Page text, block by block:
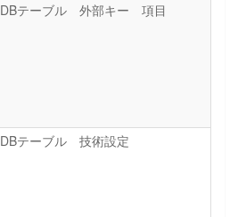
DBテーブル 外部キー 項目
DBテーブル 技術設定